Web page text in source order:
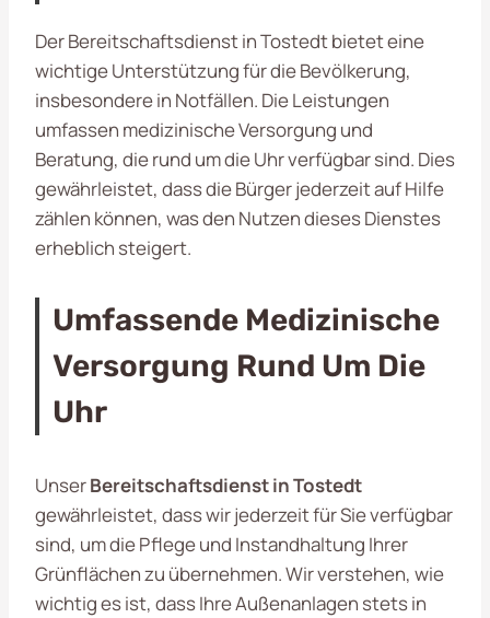
Der Bereitschaftsdienst in Tostedt bietet eine
wichtige Unterstützung für die Bevölkerung,
insbesondere in Notfällen. Die Leistungen
umfassen medizinische Versorgung und
Beratung, die rund um die Uhr verfügbar sind. Dies
gewährleistet, dass die Bürger jederzeit auf Hilfe
zählen können, was den Nutzen dieses Dienstes
erheblich steigert.
Umfassende Medizinische
Versorgung Rund Um Die
Uhr
UnserBereitschaftsdienst in Tostedt
gewährleistet, dass wir jederzeit für Sie verfügbar
sind, um die Pflege und Instandhaltung Ihrer
Grünflächen zu übernehmen. Wir verstehen, wie
wichtig es ist, dass Ihre Außenanlagen stets in